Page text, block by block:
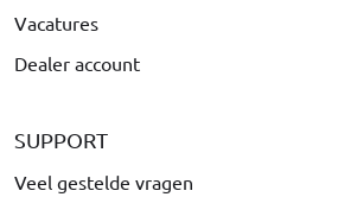
Vacatures
Dealer account
SUPPORT
Veel gestelde vragen